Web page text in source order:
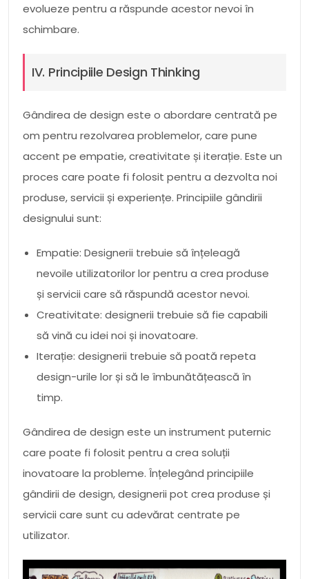
evolueze pentru a răspunde acestor nevoi în
schimbare.
IV. Principiile Design Thinking
Gândirea de design este o abordare centrată pe
om pentru rezolvarea problemelor, care pune
accent pe empatie, creativitate și iterație. Este un
proces care poate fi folosit pentru a dezvolta noi
produse, servicii și experiențe. Principiile gândirii
designului sunt:
Empatie: Designerii trebuie să înțeleagă
nevoile utilizatorilor lor pentru a crea produse
și servicii care să răspundă acestor nevoi.
Creativitate: designerii trebuie să fie capabili
să vină cu idei noi și inovatoare.
Iterație: designerii trebuie să poată repeta
design-urile lor și să le îmbunătățească în
timp.
Gândirea de design este un instrument puternic
care poate fi folosit pentru a crea soluții
inovatoare la probleme. Înțelegând principiile
gândirii de design, designerii pot crea produse și
servicii care sunt cu adevărat centrate pe
utilizator.